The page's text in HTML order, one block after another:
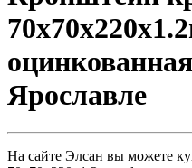
Ярославле
На сайте Элсан вы можете